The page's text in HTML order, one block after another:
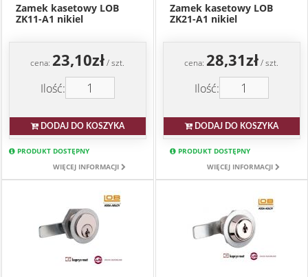
Zamek kasetowy LOB
ZK11-A1 nikiel
cena:23,10zł/ szt.
Ilość:
DODAJ DO KOSZYKA
PRODUKT DOSTĘPNY
WIĘCEJ INFORMACJI
Zamek kasetowy LOB
ZK21-A1 nikiel
cena:28,31zł/ szt.
Ilość:
DODAJ DO KOSZYKA
PRODUKT DOSTĘPNY
WIĘCEJ INFORMACJI